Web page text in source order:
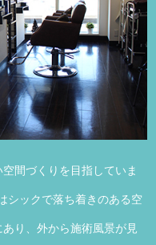
間づくりを目指していま
シックで落ち着きのある空
り、外から施術風景が見